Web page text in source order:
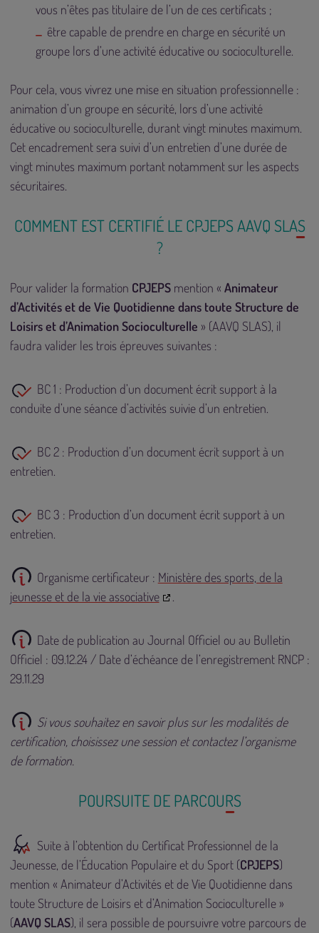
vous n’êtes pas titulaire de l’un de ces certificats ;
être capable de prendre en charge en sécurité un
groupe lors d’une activité éducative ou socioculturelle.
Pour cela, vous vivrez une mise en situation professionnelle :
animation d’un groupe en sécurité, lors d’une activité
éducative ou socioculturelle, durant vingt minutes maximum.
Cet encadrement sera suivi d’un entretien d’une durée de
vingt minutes maximum portant notamment sur les aspects
sécuritaires.
COMMENT EST CERTIFIÉ LE CPJEPS AAVQ SLAS
?
Pour valider la formation CPJEPSmention « Animateur
d’Activités et de Vie Quotidienne dans toute Structure de
Loisirs et d’Animation Socioculturelle » (AAVQ SLAS), il
faudra valider les trois épreuves suivantes :
BC 1 : Production d’un document écrit support à la
conduite d’une séance d’activités suivie d’un entretien.
BC 2 : Production d’un document écrit support à un
entretien.
BC 3 : Production d’un document écrit support à un
entretien.
Organisme certificateur : Ministère des sports, de la
jeunesse et de la vie associative
.
Date de publication au Journal Officiel ou au Bulletin
Officiel : 09.12.24 / Date d’échéance de l’enregistrement RNCP :
29.11.29
Si vous souhaitez en savoir plus sur les modalités de
certification, choisissez une session et contactez l’organisme
de formation.
POURSUITE DE PARCOURS
Suite à l’obtention du Certificat Professionnel de la
Jeunesse, de l’Éducation Populaire et du Sport (CPJEPS)
mention « Animateur d’Activités et de Vie Quotidienne dans
toute Structure de Loisirs et d’Animation Socioculturelle »
(AAVQ SLAS), il sera possible de poursuivre votre parcours de